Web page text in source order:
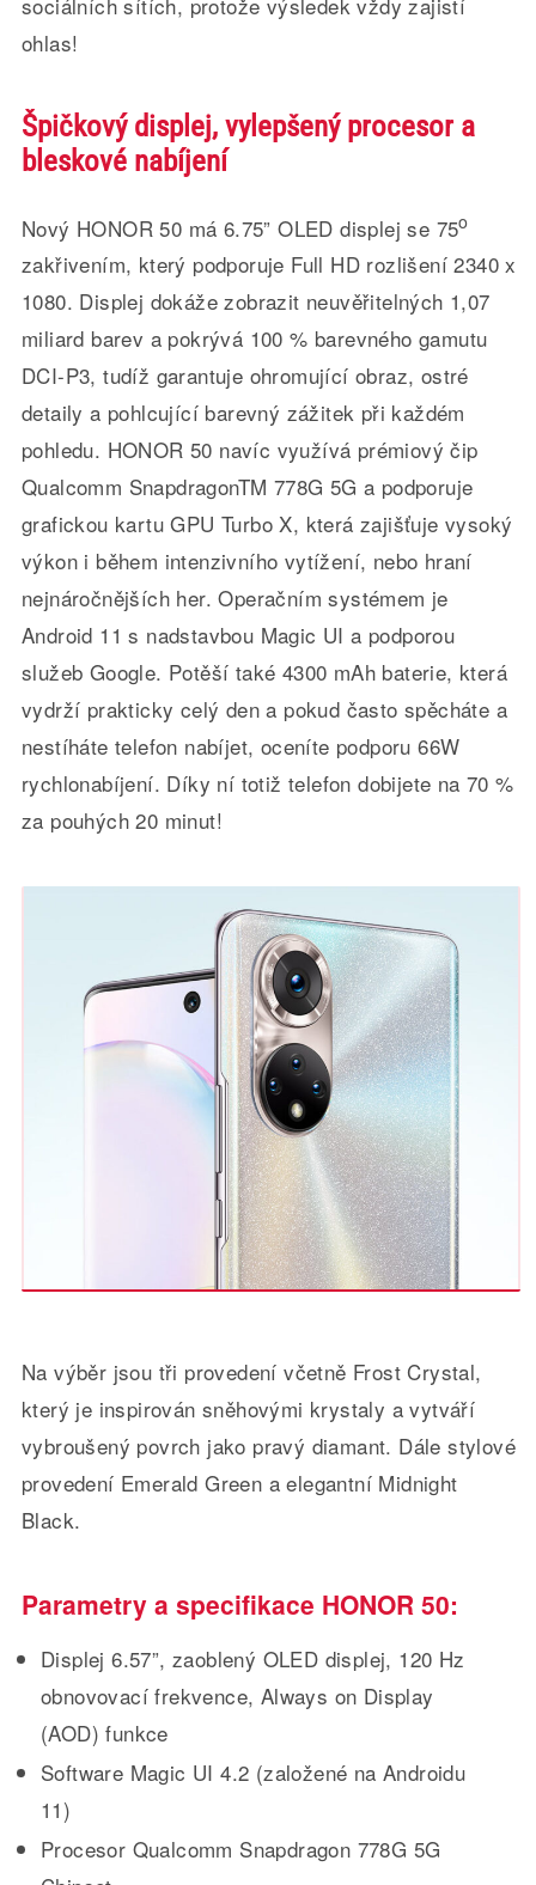
ohlas!
Špičkový displej, vylepšený procesor a
bleskové nabíjení
Nový HONOR 50 má 6.75” OLED displej se 75o
zakřivením, který podporuje Full HD rozlišení 2340 x
1080. Displej dokáže zobrazit neuvěřitelných 1,07
miliard barev a pokrývá 100 % barevného gamutu
DCI-P3, tudíž garantuje ohromující obraz, ostré
detaily a pohlcující barevný zážitek při každém
pohledu. HONOR 50 navíc využívá prémiový čip
Qualcomm SnapdragonTM 778G 5G a podporuje
grafickou kartu GPU Turbo X, která zajišťuje vysoký
výkon i během intenzivního vytížení, nebo hraní
nejnáročnějších her. Operačním systémem je
Android 11 s nadstavbou Magic UI a podporou
služeb Google. Potěší také 4300 mAh baterie, která
vydrží prakticky celý den a pokud často spěcháte a
nestíháte telefon nabíjet, oceníte podporu 66W
rychlonabíjení. Díky ní totiž telefon dobijete na 70 %
za pouhých 20 minut!
Na výběr jsou tři provedení včetně Frost Crystal,
který je inspirován sněhovými krystaly a vytváří
vybroušený povrch jako pravý diamant. Dále stylové
provedení Emerald Green a elegantní Midnight
Black.
Parametry a specifikace HONOR 50:
Displej 6.57”, zaoblený OLED displej, 120 Hz
obnovovací frekvence, Always on Display
(AOD) funkce
Software Magic UI 4.2 (založené na Androidu
11)
Procesor Qualcomm Snapdragon 778G 5G